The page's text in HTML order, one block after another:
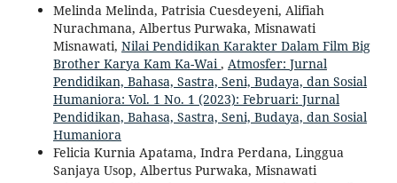
Melinda Melinda, Patrisia Cuesdeyeni, Alifiah
Nurachmana, Albertus Purwaka, Misnawati
Misnawati, Nilai Pendidikan Karakter Dalam Film Big
Brother Karya Kam Ka-Wai, Atmosfer: Jurnal
Pendidikan, Bahasa, Sastra, Seni, Budaya, dan Sosial
Humaniora: Vol. 1 No. 1 (2023): Februari: Jurnal
Pendidikan, Bahasa, Sastra, Seni, Budaya, dan Sosial
Humaniora
Felicia Kurnia Apatama, Indra Perdana, Linggua
Sanjaya Usop, Albertus Purwaka, Misnawati